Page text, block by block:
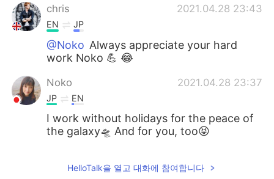
chris 2021.04.28 23:43
EN JP
@Noko Always appreciate your hard
work Noko 💪 😂
Noko 2021.04.28 23:37
JP EN
I work without holidays for the peace of
the galaxy🛸 And for you, too😝
HelloTalk을 열고 대화에 참여합니다